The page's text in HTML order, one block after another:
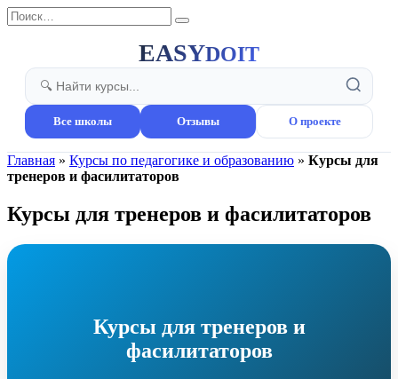
Перейти
к
Search
for:
EASYDOIT
Все школы Отзывы О проекте
Главная » Курсы по педагогике и образованию » Курсы для
тренеров и фасилитаторов
Курсы для тренеров и фасилитаторов
Курсы для тренеров и
фасилитаторов